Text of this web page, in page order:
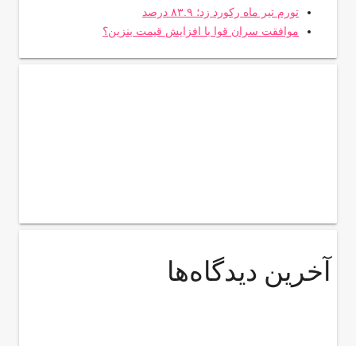
تورم تیر ماه رکورد زد؛ ۸۳.۹ درصد
موافقت سران قوا با افزایش قیمت بنزین؟
آخرین دیدگاه‌ها